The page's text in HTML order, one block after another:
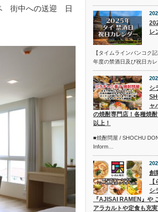
街中への送迎 日
レ
【タイムラインバンコク
年度の禁酒日及び祝日カ
シ
ャ
の焼酎専門店！各種焼
以上！
■焼酎問屋 / SHOCHU
Inform…
創
シ
『AJISAI RAMEN』や
アラカルトや定食も充実